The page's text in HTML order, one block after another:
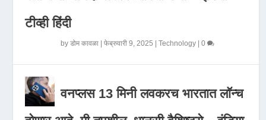
टीव्ही हिंदी
byडोम कावळा |फेब्रुवारी 9, 2025 |Technology |0
वनप्लस 13 मिनी लवकरच भारतात लॉन्च